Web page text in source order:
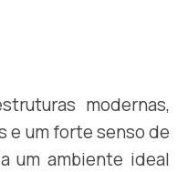
modernas,
e um forte senso de
um ambiente ideal